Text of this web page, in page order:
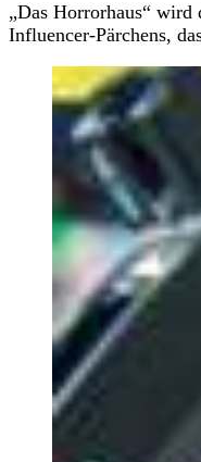
„Das Horrorhaus“ wird
Influencer-Pärchens,